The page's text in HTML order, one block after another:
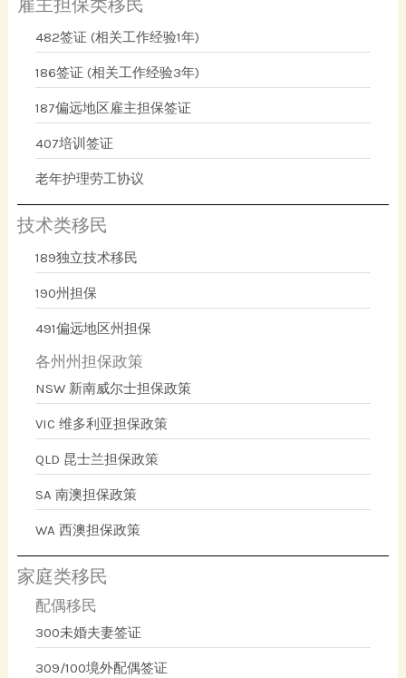
雇主担保类移民
482签证 (相关工作经验1年)
186签证 (相关工作经验3年)
187偏远地区雇主担保签证
407培训签证
老年护理劳工协议
技术类移民
189独立技术移民
190州担保
491偏远地区州担保
各州州担保政策
NSW 新南威尔士担保政策
VIC 维多利亚担保政策
QLD 昆士兰担保政策
SA 南澳担保政策
WA 西澳担保政策
家庭类移民
配偶移民
300未婚夫妻签证
309/100境外配偶签证